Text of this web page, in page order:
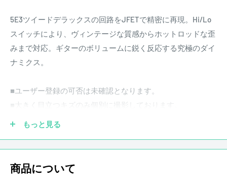
5E3ツイードデラックスの回路をJFETで精密に再現。Hi/Lo
スイッチにより、ヴィンテージな質感からホットロッドな歪
みまで対応。ギターのボリュームに鋭く反応する究極のダイ
ナミクス。
■ユーザー登録の可否は未確認となります。
■大きく目立つキズのみ個別に撮影しております。
■細かい傷や使用感、スレ傷は割愛しております。
保存袋 / 取扱説明書 / 箱 / アクセサリー類
【付属品についてのご案内】
もっと見る
商品について